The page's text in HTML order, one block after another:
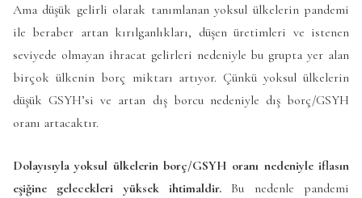
Ama düşük gelirli olarak tanımlanan yoksul ülkelerin pandemi
ile beraber artan kırılganlıkları, düşen üretimleri ve istenen
seviyede olmayan ihracat gelirleri nedeniyle bu grupta yer alan
birçok ülkenin borç miktarı artıyor. Çünkü yoksul ülkelerin
düşük GSYH’si ve artan dış borcu nedeniyle dış borç/GSYH
oranı artacaktır.
Dolayısıyla yoksul ülkelerin borç/GSYH oranı nedeniyle iflasın
eşiğine gelecekleri yüksek ihtimaldir.Bu nedenle pandemi